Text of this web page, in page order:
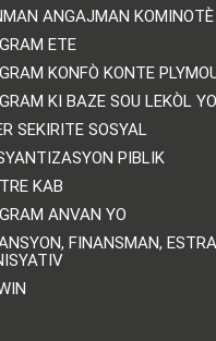
ANGAJMAN KOMINOTÈ
ETE
KONFÒ KONTE
KI BAZE SOU LEKÒL YO
SEKIRITE SOSYAL
PIBLIK
KAB
ANVAN YO
FINANSMAN,